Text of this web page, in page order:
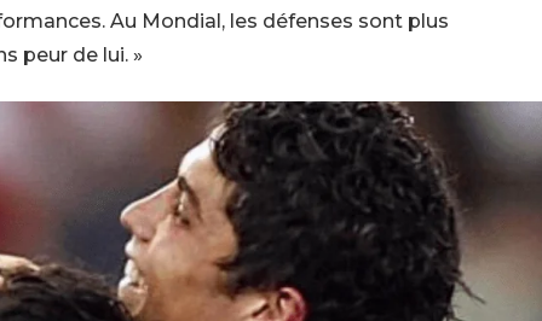
Au Mondial, les défenses sont plus
peur de lui. »